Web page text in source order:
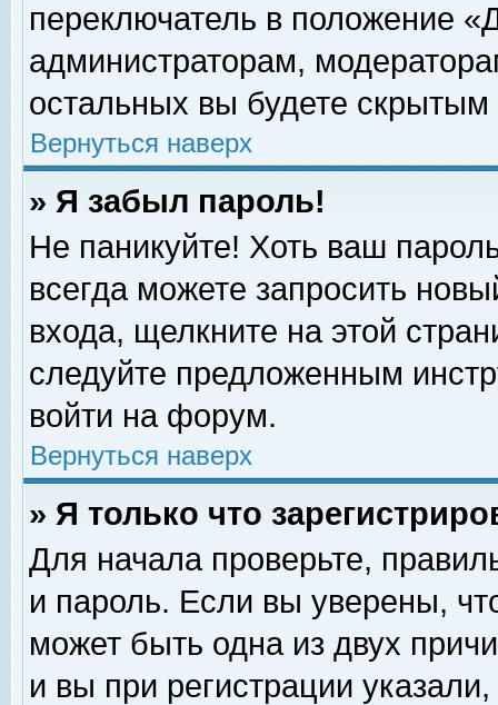
переключатель в положение
администраторам,
остальных вы будете скрытым
Вернуться наверх
» Я забыл пароль!
Не паникуйте! Хоть ваш
всегда можете запросить
входа, щелкните на этой
следуйте предложенным
войти на форум.
Вернуться наверх
» Я только что
Для начала проверьте,
и пароль. Если вы уверены,
может быть одна из двух
и вы при регистрации